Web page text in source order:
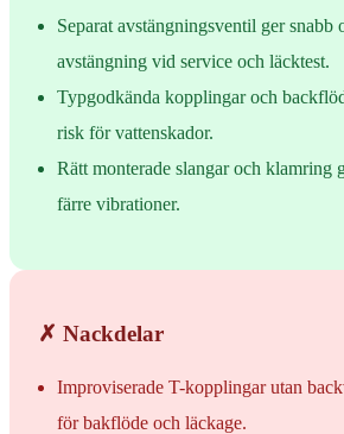
Separat avstängningsventil ger snabb
avstängning vid service och läcktest.
Typgodkända kopplingar och
risk för vattenskador.
Rätt monterade slangar och klamring
färre vibrationer.
✗ Nackdelar
Improviserade T-kopplingar utan
för bakflöde och läckage.